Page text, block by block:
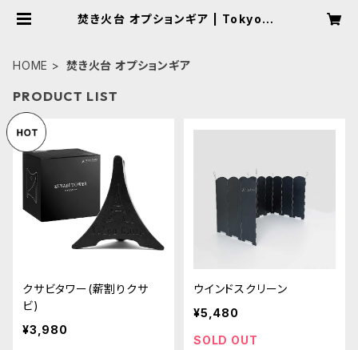
焚き火台 オプションギア | TokyoCa
HOME 焚き火台 オプションギア
PRODUCT LIST
クサビタワー(薪割りクサ
ビ)
¥3,980
ウインドスクリーン
¥5,480
SOLD OUT